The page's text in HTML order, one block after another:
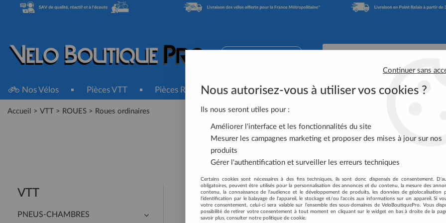
Nos Vélos Pièces VTT Pièces Route Accessoires Vélo Équipement Cycliste
Accueil > VTT > ROUES > Roues ordinaires
ROUES ORDINAIRES
VTT
PNEUS-CHAMBRES
Aucune correspondance
Continuer sans
Nous autorisez-vous à utiliser vos cookies ?
Ils nous seront utiles pour :
Améliorer l'interface et les fonctionnalités du site
Mesurer les campagnes marketing et proposer des mises à jour sur nos
produits
Gérer l'authentification et surveiller les erreurs techniques
Certains cookies sont nécessaires à des fins techniques, ils sont donc dispensés de consentement.
obligatoires, peuvent être utilisés pour la personnalisation des annonces et du contenu, la mesure des
contenu, la connaissance de l'audience et le développement de produits, les données de géolocalisation
l'identification par le balayage de l'appareil, le stockage et/ou l'accès aux informations sur un appareil. Si
votre consentement, celui-ci sera valable sur l’ensemble des sous-domaines de VeloBoutiquePro. Vous
possibilité de retirer votre consentement à tout moment en cliquant sur le widget en bas à droite de la
savoir plus, consulter notre politique de cookie.